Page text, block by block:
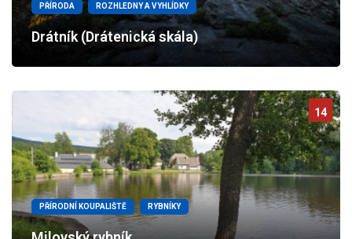
PŘÍRODA ROZHLEDNY A VYHLÍDKY
Drátník (Drátenická skála)
14
PŘÍRODNÍ KOUPALIŠTĚ RYBNÍKY